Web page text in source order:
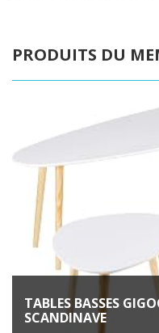
PRODUITS DU
TABLES BASSES
SCANDINAVE